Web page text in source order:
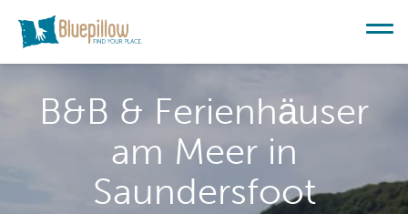
B&B & Ferienhäuser
am Meer in
Saundersfoot